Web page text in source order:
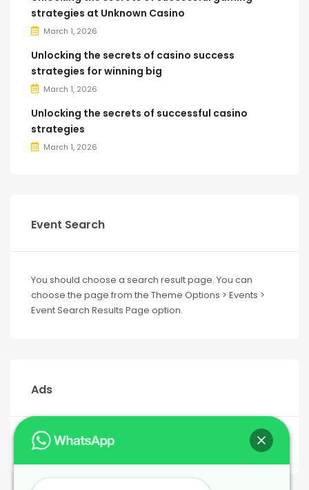
strategies at Unknown Casino
March 1, 2026
Unlocking the secrets of casino success
strategies for winning big
March 1, 2026
Unlocking the secrets of successful casino
strategies
March 1, 2026
Event Search
You should choose a search result page. You can
choose the page from the Theme Options > Events >
Event Search Results Page option.
Ads